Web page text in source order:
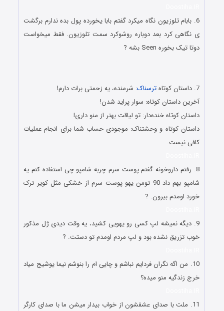
6. بابام تلوزیون نگاه میکرد گفتم بابا یخورده پول بده ندارم برگشت
ی نگاهی کرد بعد دوباره روشوکرد سمت تلوزیون. فقط میخواست
دوتا تیک بخوره Seen بشه ?
7. داستان کوتاه
ترسناک: شرمنده، یه زحمتی برات دارم!
آخرین داستان کوتاه: سوار پراید شدن!
داستان کوتاه خنده‌دار: تو لیاقت بهتر از منو داری!
داستان کوتاه و وحشتناک: موجودی حساب شما برای انجام عملیات
کافی نیست.
8. رفتم داروخونه گفتم پوست سرم چربه شامپو چی استفاده کنم یه
شامپو بهم داد 90 تومن یهو پوست سرم از خشکی مثل کویر ترک
خورد اومدم بیرون. ?
9. دیگه نمیشه لپ کسی رو یهویی کشید، یه وقت دیدی ژل مذکور
خوب تزریق نشده بود و لپ مردم اومدم تو دستت. ?
10. من اگه نگران فردایم نباشم و چایی ام را بنوشم نیما یوشیج میاد
خرج زندگیه منو میده؟
11. ملت با صدای عشقشون از خواب بیدار میشن ما با صدای کارگر